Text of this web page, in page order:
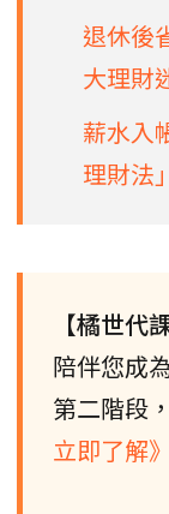
退休後
大理財
薪水入
理財法
【橘世代
陪伴您成
第二階段
立即了解